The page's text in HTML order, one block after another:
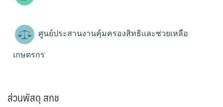
ศูนย์ประสานงานคุ้มครองสิทธิและช่วยเหลือ
เกษตรกร
ส่วนพัสดุ สกช